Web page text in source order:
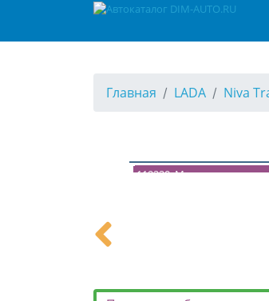
Главная LADA Niva